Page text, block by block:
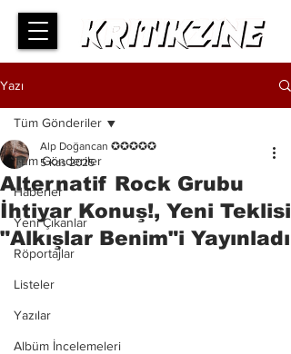
Yazı
Tüm Gönderiler
Haberler
Yeni Çıkanlar
Röportajlar
Listeler
Yazılar
Albüm İncelemeleri
Tüm Gönderiler
Alternatif Rock Grubu
İhtiyar Konuş!, Yeni Teklisi
"Alkışlar Benim"i Yayınladı
Alp Doğancan ✪✪✪✪✪
5 Kas 2025